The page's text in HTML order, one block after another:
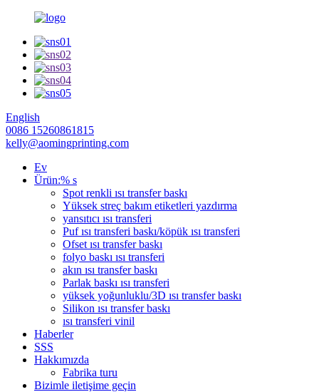
English
0086 15260861815
kelly@aomingprinting.com
Ev
Ürün:% s
Spot renkli ısı transfer baskı
Yüksek streç bakım etiketleri yazdırma
yansıtıcı ısı transferi
Puf ısı transferi baskı/köpük ısı transferi
Ofset ısı transfer baskı
folyo baskı ısı transferi
akın ısı transfer baskı
Parlak baskı ısı transferi
yüksek yoğunluklu/3D ısı transfer baskı
Silikon ısı transfer baskı
ısı transferi vinil
Haberler
SSS
Hakkımızda
Fabrika turu
Bizimle iletişime geçin